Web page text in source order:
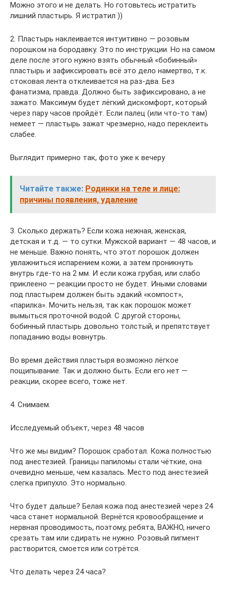
Можно этого и не делать. Но готовьтесь истратить
лишний пластырь. Я истратил ))
2. Пластырь наклеивается интуитивно — розовым
порошком на бородавку. Это по инструкции. Но на самом
деле после этого нужно взять обычный «бобинный»
пластырь и зафиксировать всё это дело намертво, т.к.
стоковая лента отклеивается на раз-два. Без
фанатизма, правда. Должно быть зафиксировано, а не
зажато. Максимум будет лёгкий дискомфорт, который
через пару часов пройдёт. Если палец (или что-то там)
немеет — пластырь зажат чрезмерно, надо переклеить
слабее.
Выглядит примерно так, фото уже к вечеру
Читайте также: Родинки на теле и лице:
причины появления, удаление
3. Сколько держать? Если кожа нежная, женская,
детская и т.д. — то сутки. Мужской вариант — 48 часов, и
не меньше. Важно понять, что этот порошок должен
увлажниться испарением кожи, а затем проникнуть
внутрь где-то на 2 мм. И если кожа грубая, или слабо
приклеено — реакции просто не будет. Иными словами
под пластырем должен быть эдакий «компост»,
«парилка». Мочить нельзя, так как порошок может
вымыться проточной водой. С другой стороны,
бобинный пластырь довольно толстый, и препятствует
попаданию воды вовнутрь.
Во время действия пластыря возможно лёгкое
пощипывание. Так и должно быть. Если его нет —
реакции, скорее всего, тоже нет.
4. Снимаем.
Исследуемый объект, через 48 часов
Что же мы видим? Порошок сработал. Кожа полностью
под анестезией. Границы папиломы стали чёткие, она
очевидно меньше, чем казалась. Место под анестезией
слегка припухло. Это нормально.
Что будет дальше? Белая кожа под анестезией через 24
часа станет нормальной. Вернётся кровообращение и
нервная проводимость, поэтому, ребята, ВАЖНО, ничего
срезать там или сдирать не нужно. Розовый пигмент
растворится, смоется или сотрётся.
Что делать через 24 часа?